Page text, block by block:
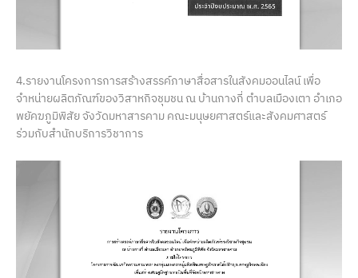
4.รายงานโครงการการสร้างสรรค์ภาษาสื่อสารในสังคมออนไลน์ เพื่อ
จำหน่ายผลิตภัณฑ์ของวิสาหกิจชุมชน ณ บ้านกางกี่ ตำบลเมืองเตา อำเภอ
พยัคฆภูมิพิสัย จังวัดมหาสารคาม คณะมนุษยศาสตร์และสังคมศาสตร์
ร่วมกับสำนักบริการวิชาการ